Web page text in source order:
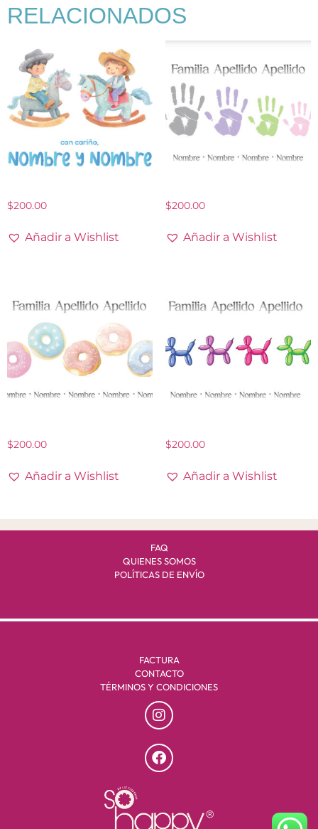
RELACIONADOS
$200.00
Añadir a Wishlist
$200.00
Añadir a Wishlist
$200.00
Añadir a Wishlist
$200.00
Añadir a Wishlist
FAQ
QUIENES SOMOS
POLÍTICAS DE ENVÍO
FACTURA
CONTACTO
TÉRMINOS Y CONDICIONES